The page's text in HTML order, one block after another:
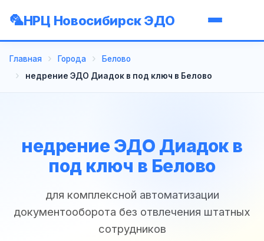
НРЦ Новосибирск ЭДО
Главная Города
Белово
недрение ЭДО Диадок в под ключ в Белово
недрение ЭДО Диадок в
под ключ в Белово
для комплексной автоматизации
документооборота без отвлечения штатных
сотрудников